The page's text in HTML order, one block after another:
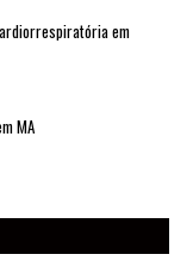
em
MA